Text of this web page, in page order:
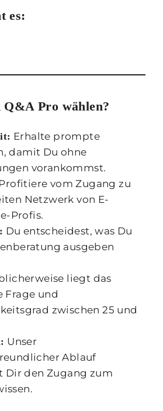
es:
Pro wählen?
Erhalte prompte
damit Du ohne
vorankommst.
Profitiere vom Zugang zu
Netzwerk von E-
Profis.
Du entscheidest, was Du
ausgeben
liegt das
Frage und
zwischen 25 und
Unser
Ablauf
Dir den Zugang zum